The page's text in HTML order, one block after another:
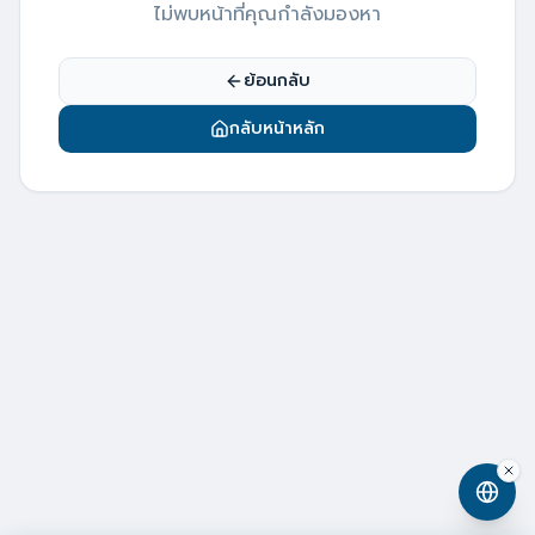
ไม่พบหน้าที่คุณกำลังมองหา
ย้อนกลับ
กลับหน้าหลัก